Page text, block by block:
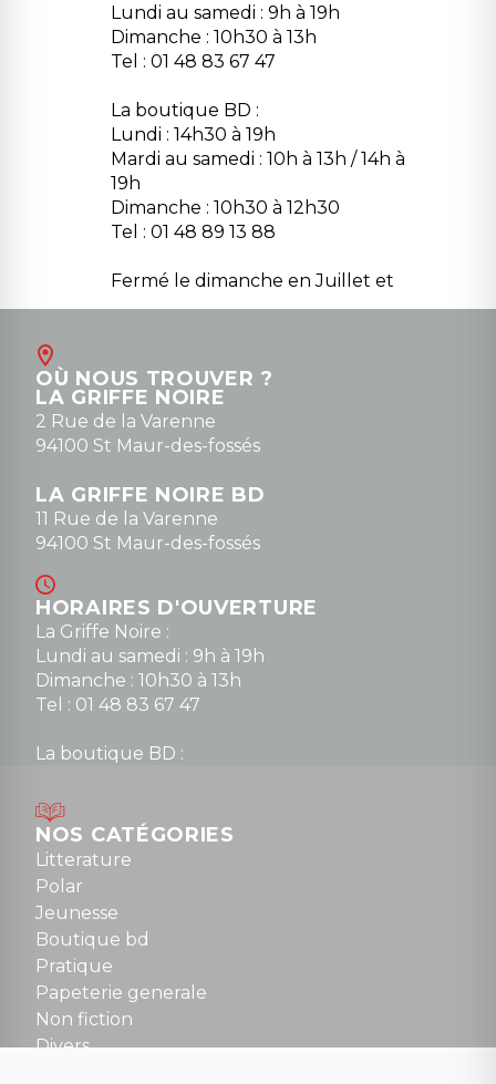
Lundi au samedi : 9h à 19h
Dimanche : 10h30 à 13h
Tel : 01 48 83 67 47
La boutique BD :
Lundi : 14h30 à 19h
Mardi au samedi : 10h à 13h / 14h à
19h
Dimanche : 10h30 à 12h30
Tel : 01 48 89 13 88
Fermé le dimanche en Juillet et
Août
contact@la-griffe-noire.com
0148836747
OÙ NOUS TROUVER ?
LA GRIFFE NOIRE
2 Rue de la Varenne
94100 St Maur-des-fossés
LA GRIFFE NOIRE BD
11 Rue de la Varenne
94100 St Maur-des-fossés
HORAIRES D'OUVERTURE
La Griffe Noire :
Lundi au samedi : 9h à 19h
Dimanche : 10h30 à 13h
Tel : 01 48 83 67 47
La boutique BD :
Mardi au samedi : 10h à 13h / 14h à 19h
Dimanche : 10h30 à 12h30
Tel : 01 48 89 13 88
Fermé le dimanche en Juillet et Août
NOUS CONTACTER
contact@la-griffe-noire.com
NOS CATÉGORIES
Litterature
Polar
Jeunesse
Boutique bd
Pratique
Papeterie generale
Non fiction
Divers